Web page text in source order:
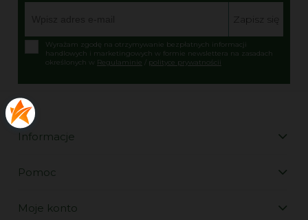
Zapisz się
Wyrażam zgodę na otrzymywanie bezpłatnych informacji
handlowych i marketingowych w formie newslettera na zasadach
określonych w Regulaminie polityce prywatnościi
Informacje
Pomoc
Moje konto